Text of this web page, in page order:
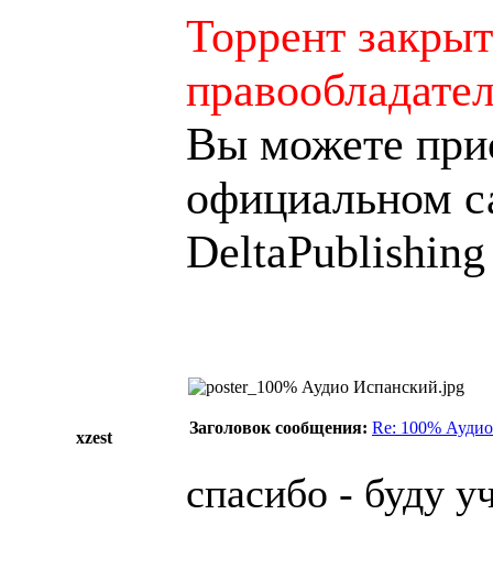
Торрент
Вы можете
официальном
DeltaPublishing
xzest
Заголовок сообщения: Re: 100%
спасибо - буду